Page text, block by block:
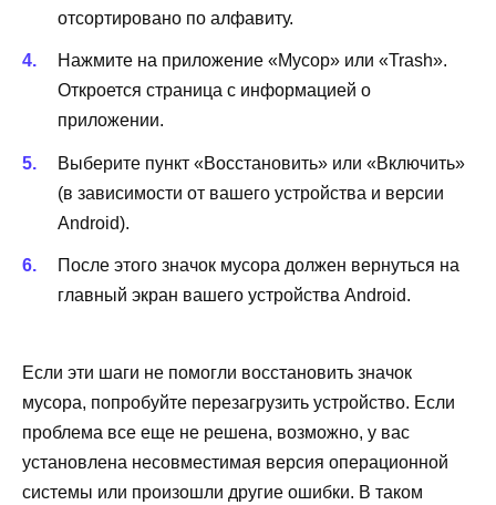
отсортировано по алфавиту.
Нажмите на приложение «Мусор» или «Trash».
Откроется страница с информацией о
приложении.
Выберите пункт «Восстановить» или «Включить»
(в зависимости от вашего устройства и версии
Android).
После этого значок мусора должен вернуться на
главный экран вашего устройства Android.
Если эти шаги не помогли восстановить значок
мусора, попробуйте перезагрузить устройство. Если
проблема все еще не решена, возможно, у вас
установлена несовместимая версия операционной
системы или произошли другие ошибки. В таком